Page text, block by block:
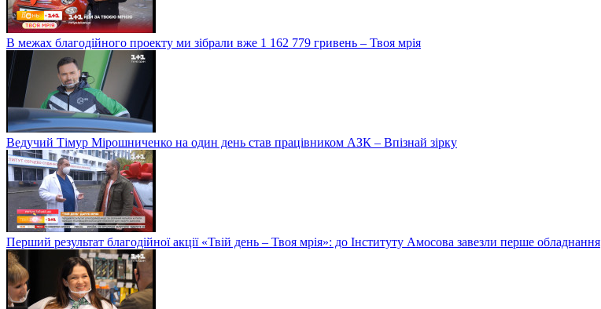
В межах благодійного проекту ми зібрали вже 1 162 779 гривень – Твоя мрія
Ведучий Тімур Мірошниченко на один день став працівником АЗК – Впізнай зірку
Перший результат благодійної акції «Твій день – Твоя мрія»: до Інституту Амосова завезли перше обладнання